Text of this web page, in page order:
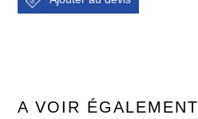
A VOIR ÉGALEMENT